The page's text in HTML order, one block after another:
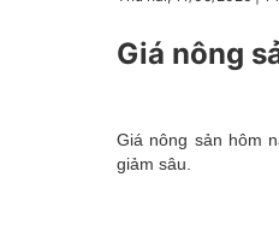
Giá nông
Giá nông sản hôm
giảm sâu.